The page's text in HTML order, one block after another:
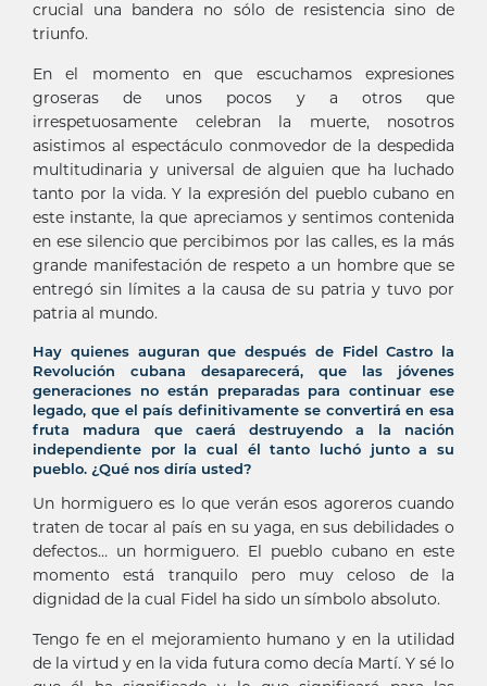
crucial una bandera no sólo de resistencia sino de
triunfo.
En el momento en que escuchamos expresiones
groseras de unos pocos y a otros que
irrespetuosamente celebran la muerte, nosotros
asistimos al espectáculo conmovedor de la despedida
multitudinaria y universal de alguien que ha luchado
tanto por la vida. Y la expresión del pueblo cubano en
este instante, la que apreciamos y sentimos contenida
en ese silencio que percibimos por las calles, es la más
grande manifestación de respeto a un hombre que se
entregó sin límites a la causa de su patria y tuvo por
patria al mundo.
Hay quienes auguran que después de Fidel Castro la
Revolución cubana desaparecerá, que las jóvenes
generaciones no están preparadas para continuar ese
legado, que el país definitivamente se convertirá en esa
fruta madura que caerá destruyendo a la nación
independiente por la cual él tanto luchó junto a su
pueblo. ¿Qué nos diría usted?
Un hormiguero es lo que verán esos agoreros cuando
traten de tocar al país en su yaga, en sus debilidades o
defectos… un hormiguero. El pueblo cubano en este
momento está tranquilo pero muy celoso de la
dignidad de la cual Fidel ha sido un símbolo absoluto.
Tengo fe en el mejoramiento humano y en la utilidad
de la virtud y en la vida futura como decía Martí. Y sé lo